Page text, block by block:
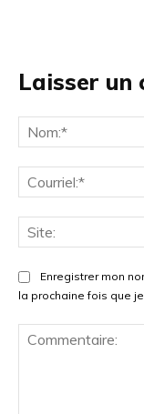
Laisser un
Enregistrer mon
la prochaine fois que